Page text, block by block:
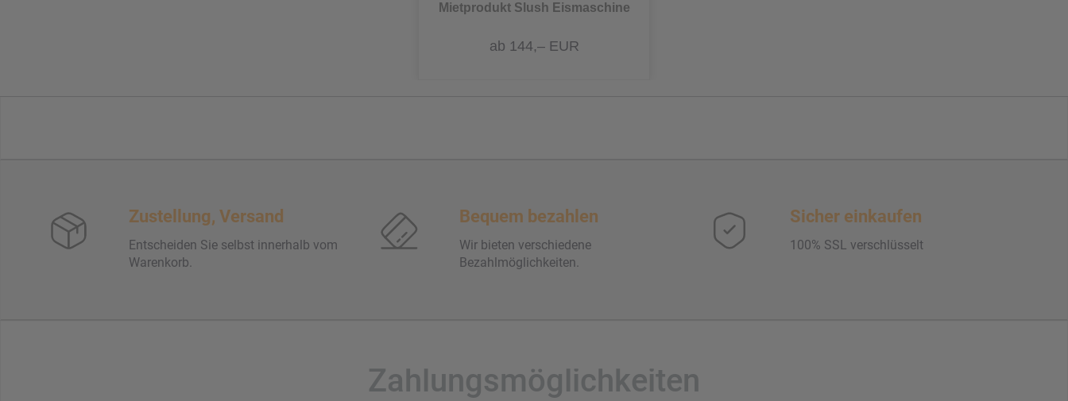
Mietprodukt Slush Eismaschine
ab 144,– EUR
Zustellung, Versand
Entscheiden Sie selbst innerhalb vom
Warenkorb.
Bequem bezahlen
Wir bieten verschiedene
Bezahlmöglichkeiten.
Sicher einkaufen
100% SSL verschlüsselt
Zahlungsmöglichkeiten